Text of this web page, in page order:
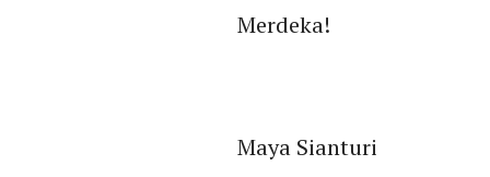
Merdeka!
Maya Sianturi